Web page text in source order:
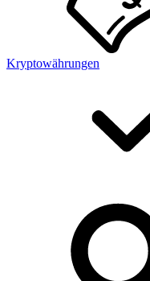
Kryptowährungen